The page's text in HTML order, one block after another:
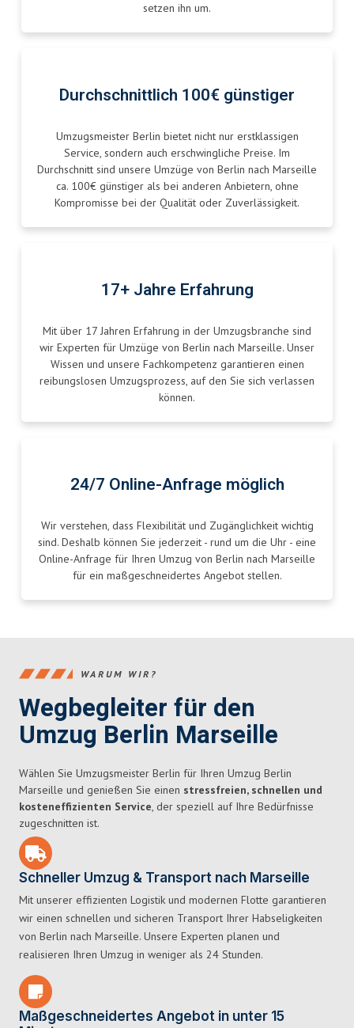
setzen ihn um.
Durchschnittlich 100€ günstiger
Umzugsmeister Berlin bietet nicht nur erstklassigen
Service, sondern auch erschwingliche Preise. Im
Durchschnitt sind unsere Umzüge von Berlin nach Marseille
ca. 100€ günstiger als bei anderen Anbietern, ohne
Kompromisse bei der Qualität oder Zuverlässigkeit.
17+ Jahre Erfahrung
Mit über 17 Jahren Erfahrung in der Umzugsbranche sind
wir Experten für Umzüge von Berlin nach Marseille. Unser
Wissen und unsere Fachkompetenz garantieren einen
reibungslosen Umzugsprozess, auf den Sie sich verlassen
können.
24/7 Online-Anfrage möglich
Wir verstehen, dass Flexibilität und Zugänglichkeit wichtig
sind. Deshalb können Sie jederzeit - rund um die Uhr - eine
Online-Anfrage für Ihren Umzug von Berlin nach Marseille
für ein maßgeschneidertes Angebot stellen.
WARUM WIR?
Wegbegleiter für den
Umzug Berlin Marseille
Wählen Sie Umzugsmeister Berlin für Ihren Umzug Berlin
Marseille und genießen Sie einen stressfreien, schnellen und
kosteneffizienten Service, der speziell auf Ihre Bedürfnisse
zugeschnitten ist.
Schneller Umzug & Transport nach Marseille
Mit unserer effizienten Logistik und modernen Flotte garantieren
wir einen schnellen und sicheren Transport Ihrer Habseligkeiten
von Berlin nach Marseille. Unsere Experten planen und
realisieren Ihren Umzug in weniger als 24 Stunden.
Maßgeschneidertes Angebot in unter 15